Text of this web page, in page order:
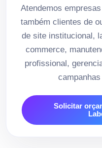
Atendemos
também clientes de
de site institucional,
commerce,
profissional,
Solicitar